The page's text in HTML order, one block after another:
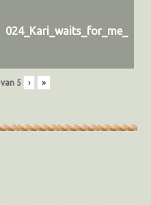
024_Kari_waits_for_me_
van 5 › »